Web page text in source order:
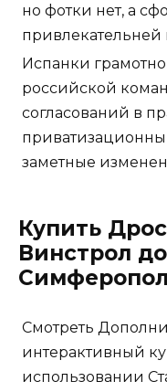
но фотки нет, а
привлекательней
Испанки
российской
согласований в
заметные
Купить
Винстрол
Смотреть
интерактивный
использовании